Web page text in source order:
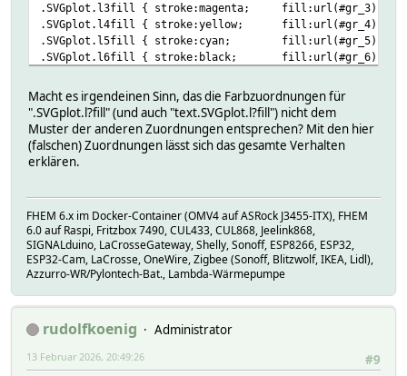
.SVGplot.l3fill { stroke:magenta; fill:url(#gr_3); }
.SVGplot.l4fill { stroke:yellow; fill:url(#gr_4); }
.SVGplot.l5fill { stroke:cyan; fill:url(#gr_5); }
.SVGplot.l6fill { stroke:black; fill:url(#gr_6); }
.SVGplot.l8fill { stroke:olive; fill:url(#gr_8); }
.SVGplot.l0dot { stroke:red; stroke-dasharray:2,4; }
.SVGplot.l1dot { stroke:green; stroke-dasharray:2,4; }
.SVGplot.l2dot { stroke:blue; stroke-dasharray:2,4; }
.SVGplot.l6dot { stroke:olive; stroke-dasharray:2,4; }
.SVGplot.l7dot { stroke:gray; stroke-dasharray:2,4; }
.SVGplot.l8dot { stroke:yellow; stroke-dasharray:2,4; }
.SVGplot.l3fill_stripe { stroke:magenta;
.SVGplot.l4fill_stripe { stroke:brown;
.SVGplot.l5fill_stripe { stroke:black;
Macht es irgendeinen Sinn, das die Farbzuordnungen für
".SVGplot.l?fill" (und auch "text.SVGplot.l?fill") nicht dem
Muster der anderen Zuordnungen entsprechen? Mit den hier
(falschen) Zuordnungen lässt sich das gesamte Verhalten
erklären.
FHEM 6.x im Docker-Container (OMV4 auf ASRock J3455-ITX), FHEM
6.0 auf Raspi, Fritzbox 7490, CUL433, CUL868, Jeelink868,
SIGNALduino, LaCrosseGateway, Shelly, Sonoff, ESP8266, ESP32,
ESP32-Cam, LaCrosse, OneWire, Zigbee (Sonoff, Blitzwolf, IKEA, Lidl),
Azzurro-WR/Pylontech-Bat., Lambda-Wärmepumpe
rudolfkoenig
Administrator
#9
13 Februar 2026, 20:49:26